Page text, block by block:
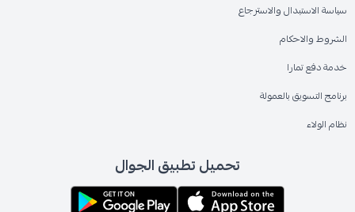
سياسة الاستبدال والاسترجاع
الشروط والاحكام
خدمة دفع تمارا
برنامج التسويق بالعمولة
نظام الولاء
تحميل تطبيق الجوال